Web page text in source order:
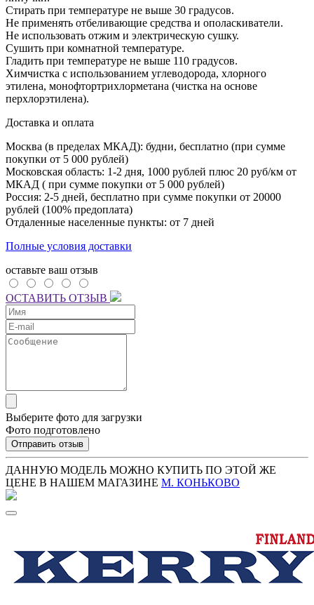
Стирать при температуре не выше 30 градусов.
Не применять отбеливающие средства и ополаскиватели.
Не использовать отжим и электрическую сушку.
Сушить при комнатной температуре.
Гладить при температуре не выше 110 градусов.
Химчистка с использованием углеводорода, хлорного
этилена, монофтортрихлорметана (чистка на основе
перхлорэтилена).
Доставка и оплата
Москва (в пределах МКАД): будни, бесплатно (при сумме
покупки от 5 000 рублей)
Московская область: 1-2 дня, 1000 рублей плюс 20 руб/км от
МКАД ( при сумме покупки от 5 000 рублей)
Россия: 2-5 дней, бесплатно при сумме покупки от 20000
рублей (100% предоплата)
Отдаленные населенные пункты: от 7 дней
Полные условия доставки
оставьте ваш отзыв
ОСТАВИТЬ ОТЗЫВ
Выберите фото для загрузки
Фото подготовлено
Отправить отзыв
ДАННУЮ МОДЕЛЬ МОЖНО КУПИТЬ ПО ЭТОЙ ЖЕ
ЦЕНЕ В НАШЕМ МАГАЗИНЕ М. КОНЬКОВО